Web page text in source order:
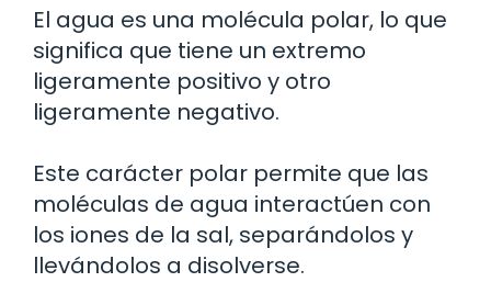
El agua es una molécula polar, lo que
significa que tiene un extremo
ligeramente positivo y otro
ligeramente negativo.
Este carácter polar permite que las
moléculas de agua interactúen con
los iones de la sal, separándolos y
llevándolos a disolverse.